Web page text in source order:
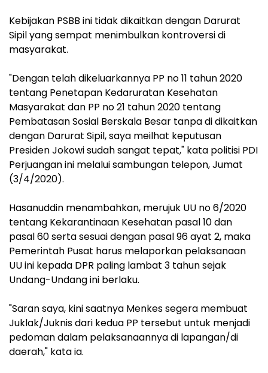
Kebijakan PSBB ini tidak dikaitkan dengan Darurat
Sipil yang sempat menimbulkan kontroversi di
masyarakat.
"Dengan telah dikeluarkannya PP no 11 tahun 2020
tentang Penetapan Kedaruratan Kesehatan
Masyarakat dan PP no 21 tahun 2020 tentang
Pembatasan Sosial Berskala Besar tanpa di dikaitkan
dengan Darurat Sipil, saya meilhat keputusan
Presiden Jokowi sudah sangat tepat," kata politisi PDI
Perjuangan ini melalui sambungan telepon, Jumat
(3/4/2020).
Hasanuddin menambahkan, merujuk UU no 6/2020
tentang Kekarantinaan Kesehatan pasal 10 dan
pasal 60 serta sesuai dengan pasal 96 ayat 2, maka
Pemerintah Pusat harus melaporkan pelaksanaan
UU ini kepada DPR paling lambat 3 tahun sejak
Undang-Undang ini berlaku.
"Saran saya, kini saatnya Menkes segera membuat
Juklak/Juknis dari kedua PP tersebut untuk menjadi
pedoman dalam pelaksanaannya di lapangan/di
daerah," kata ia.